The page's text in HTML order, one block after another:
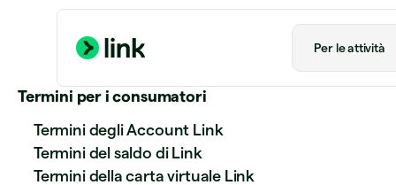
Per le attività
Termini per i consumatori
Termini degli Account Link
Termini del saldo di Link
Termini della carta virtuale Link